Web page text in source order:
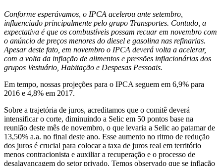
Conforme esperávamos, o IPCA acelerou ante setembro,
influenciado principalmente pelo grupo Transportes. Contudo, a
expectativa é que os combustíveis possam recuar em novembro com
o anúncio de preços menores do diesel e gasolina nas refinarias.
Apesar deste fato, em novembro o IPCA deverá volta a acelerar,
com a volta da inflação de alimentos e pressões inflacionárias dos
grupos Vestuário, Habitação e Despesas Pessoais.
Em tempo, nossas projeções para o IPCA seguem em 6,9% para
2016 e 4,8% em 2017.
Sobre a trajetória de juros, acreditamos que o comitê deverá
intensificar o corte, diminuindo a Selic em 50 pontos base na
reunião deste mês de novembro, o que levaria a Selic ao patamar de
13,50% a.a. no final deste ano. Esse aumento no ritmo de redução
dos juros é crucial para colocar a taxa de juros real em território
menos contracionista e auxiliar a recuperação e o processo de
desalavancagem do setor privado. Temos observado que se inflação